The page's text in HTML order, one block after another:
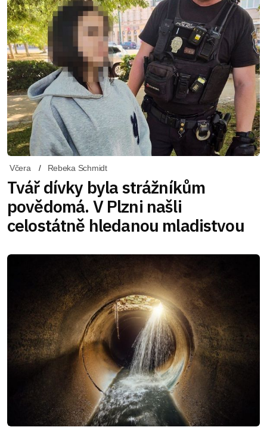
Včera Rebeka Schmidt
Tvář dívky byla strážníkům
povědomá. V Plzni našli
celostátně hledanou mladistvou